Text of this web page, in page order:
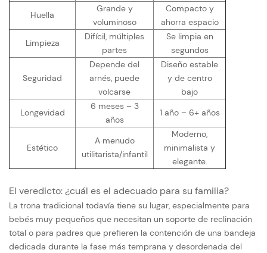
Huella
Grande y
voluminoso
Compacto y
ahorra espacio
Limpieza
Difícil, múltiples
partes
Se limpia en
segundos
Seguridad
Depende del
arnés, puede
volcarse
Diseño estable
y de centro
bajo
Longevidad
6 meses – 3
años
1 año – 6+ años
Estético
A menudo
utilitarista/infantil
Moderno,
minimalista y
elegante.
El veredicto: ¿cuál es el adecuado para su familia?
La trona tradicional todavía tiene su lugar, especialmente para
bebés muy pequeños que necesitan un soporte de reclinación
total o para padres que prefieren la contención de una bandeja
dedicada durante la fase más temprana y desordenada del